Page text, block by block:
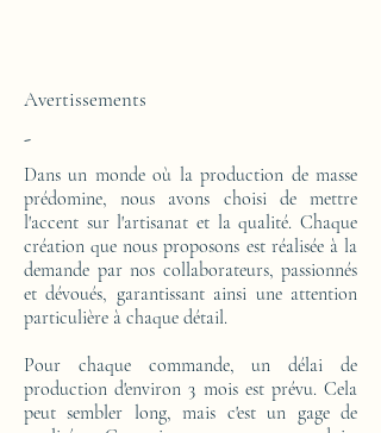
Avertissements
-
Dans un monde où la production de masse
prédomine, nous avons choisi de mettre
l'accent sur l'artisanat et la qualité. Chaque
création que nous proposons est réalisée à la
demande par nos collaborateurs, passionnés
et dévoués, garantissant ainsi une attention
particulière à chaque détail.
Pour chaque commande, un délai de
production d'environ 3 mois est prévu. Cela
peut sembler long, mais c'est un gage de